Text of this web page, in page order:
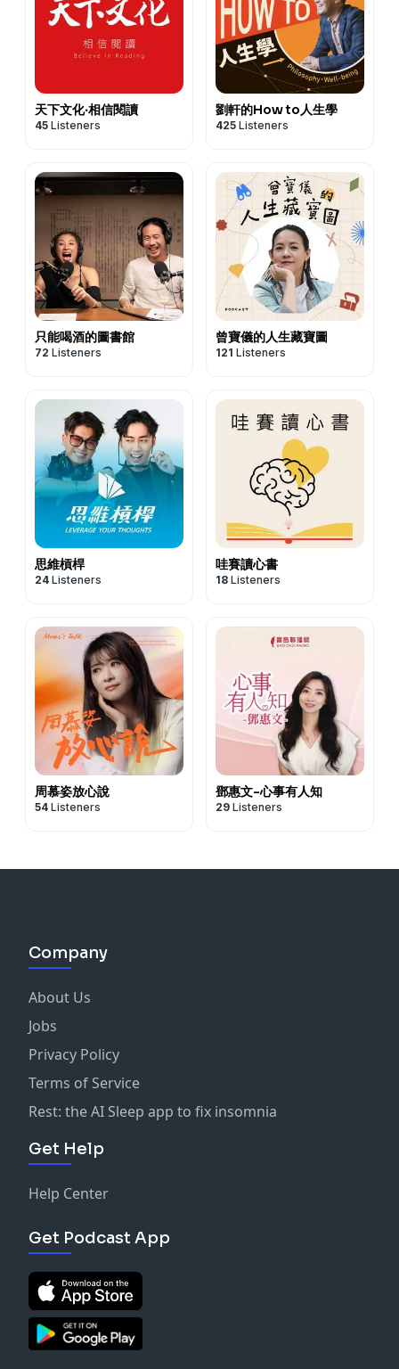
天下文化‧相信閱讀
45 Listeners
劉軒的How to人生學
425 Listeners
只能喝酒的圖書館
72 Listeners
曾寶儀的人生藏寶圖
121 Listeners
思維槓桿
24 Listeners
哇賽讀心書
18 Listeners
周慕姿放心說
54 Listeners
鄧惠文-心事有人知
29 Listeners
Company
About Us
Jobs
Privacy Policy
Terms of Service
Rest: the AI Sleep app to fix insomnia
Get Help
Help Center
Get Podcast App